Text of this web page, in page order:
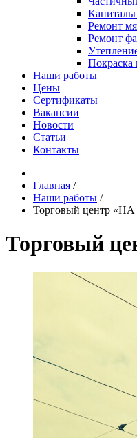
Ремонт
Ремонт
Покраска
Наши работы
Цены
Сертификаты
Вакансии
Новости
Статьи
Контакты
Главная /
Наши работы /
Торговый центр
Торговый